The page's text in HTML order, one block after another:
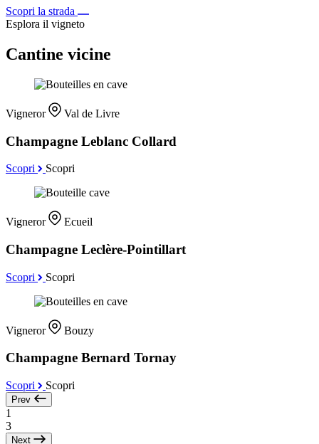
Scopri la strada
Esplora il vigneto
Cantine vicine
Vigneror Val de Livre
Champagne Leblanc Collard
Scopri Scopri
Vigneror Ecueil
Champagne Leclère-Pointillart
Scopri Scopri
Vigneror Bouzy
Champagne Bernard Tornay
Scopri Scopri
Prev
1
3
Next